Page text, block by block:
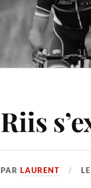
Riis
PARLAURENT